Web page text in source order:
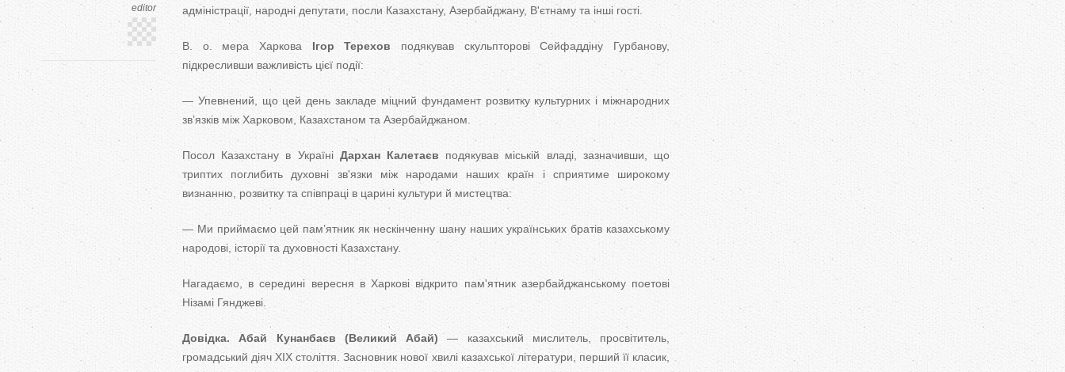
editor
адміністрації, народні депутати, посли Казахстану, Азербайджану, В'єтнаму та інші гості.
В. о. мера Харкова Ігор Терехов подякував скульпторові Сейфаддіну Гурбанову,
підкресливши важливість цієї події:
— Упевнений, що цей день закладе міцний фундамент розвитку культурних і міжнародних
зв’язків між Харковом, Казахстаном та Азербайджаном.
Посол Казахстану в Україні Дархан Калетаєв подякував міській владі, зазначивши, що
триптих поглибить духовні зв'язки між народами наших країн і сприятиме широкому
визнанню, розвитку та співпраці в царині культури й мистецтва:
— Ми приймаємо цей пам’ятник як нескінченну шану наших українських братів казахському
народові, історії та духовності Казахстану.
Нагадаємо, в середині вересня в Харкові відкрито пам'ятник азербайджанському поетові
Нізамі Гянджеві.
Довідка. Абай Кунанбаєв (Великий Абай) — казахський мислитель, просвітитель,
громадський діяч ХІХ століття. Засновник нової хвилі казахської літератури, перший її класик,